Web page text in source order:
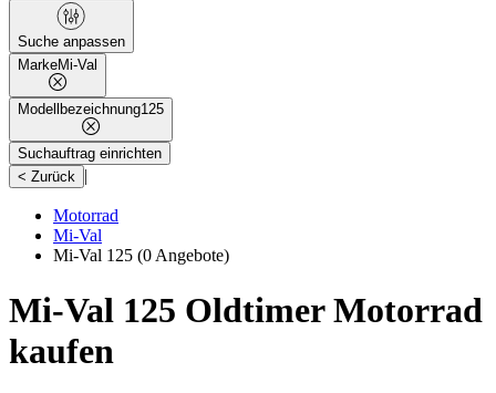
Suche anpassen
MarkeMi-Val
Modellbezeichnung125
Suchauftrag einrichten
< Zurück |
Motorrad
Mi-Val
Mi-Val 125 (0 Angebote)
Mi-Val 125 Oldtimer Motorrad
kaufen